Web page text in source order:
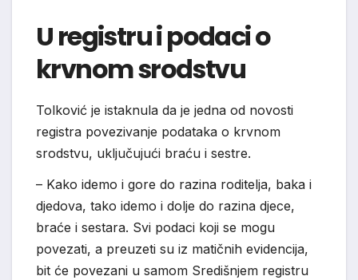
U registru i podaci o
krvnom srodstvu
Tolković je istaknula da je jedna od novosti
registra povezivanje podataka o krvnom
srodstvu, uključujući braću i sestre.
– Kako idemo i gore do razina roditelja, baka i
djedova, tako idemo i dolje do razina djece,
braće i sestara. Svi podaci koji se mogu
povezati, a preuzeti su iz matičnih evidencija,
bit će povezani u samom Središnjem registru